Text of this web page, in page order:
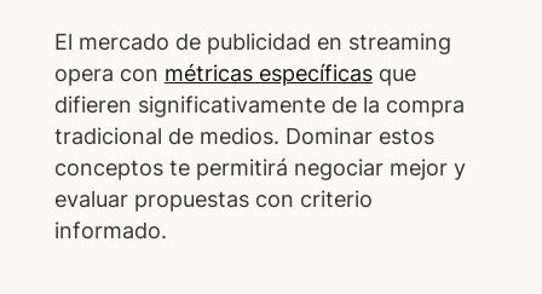
El mercado de publicidad en streaming
opera con métricas específicasque
difieren significativamente de la compra
tradicional de medios. Dominar estos
conceptos te permitirá negociar mejor y
evaluar propuestas con criterio
informado.